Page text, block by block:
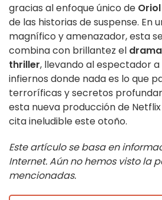
gracias al enfoque único de
de las historias de suspense. En
magnífico y amenazador, esta
combina con brillantez el drama
thriller, llevando al espectador a
infiernos donde nada es lo que
terroríficas y secretos
esta nueva producción de
cita ineludible este otoño.
Este artículo se basa en
Internet. Aún no hemos visto la
mencionadas.